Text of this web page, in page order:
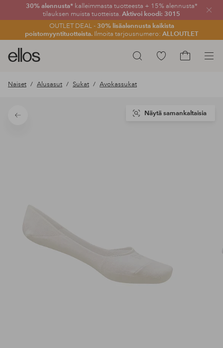
30% alennusta*kalleimmasta tuotteesta + 15% alennusta*
tilauksen muista tuotteista. Aktivoi koodi: 3015
OUTLET DEAL -30% lisäalennusta kaikista
poistomyyntituotteista. Ilmoita tarjousnumero: ALLOUTLET
Sulje
Hae
Ellos-
logo
siirry
Siirry
Naiset Alusasut Sukat Avokassukat
Takaisin
Näytä samankaltaisia